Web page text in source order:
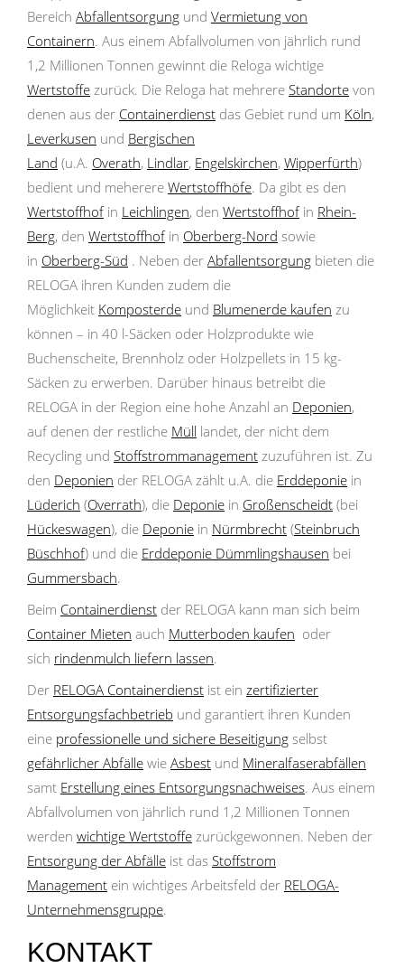
Bereich Abfallentsorgung und Vermietung von
Containern. Aus einem Abfallvolumen von jährlich rund
1,2 Millionen Tonnen gewinnt die Reloga wichtige
Wertstoffe zurück. Die Reloga hat mehrere Standorte von
denen aus der Containerdienst das Gebiet rund um Köln,
Leverkusen und Bergischen
Land (u.A. Overath, Lindlar, Engelskirchen, Wipperfürth)
bedient und meherere Wertstoffhöfe. Da gibt es den
Wertstoffhofin Leichlingen, den Wertstoffhofin Rhein-
Berg, den Wertstoffhofin Oberberg-Nord sowie
in Oberberg-Süd . Neben der Abfallentsorgung bieten die
RELOGA ihren Kunden zudem die
Möglichkeit Komposterde und Blumenerde kaufen zu
können – in 40 l-Säcken oder Holzprodukte wie
Buchenscheite, Brennholz oder Holzpellets in 15 kg-
Säcken zu erwerben. Darüber hinaus betreibt die
RELOGA in der Region eine hohe Anzahl an Deponien,
auf denen der restliche Müll landet, der nicht dem
Recycling und Stoffstrommanagement zuzuführen ist. Zu
den Deponien der RELOGA zählt u.A. die Erddeponie in
Lüderich (Overrath), die Deponie in Großenscheidt (bei
Hückeswagen), die Deponie in Nürmbrecht (Steinbruch
Büschhof) und die Erddeponie Dümmlingshausen bei
Gummersbach.
Beim Containerdienst der RELOGA kann man sich beim
Container Mieten auch Mutterboden kaufen oder
sich rindenmulch liefern lassen.
Der RELOGA Containerdienst ist ein zertifizierter
Entsorgungsfachbetrieb und garantiert ihren Kunden
eine professionelle und sichere Beseitigung selbst
gefährlicher Abfälle wie Asbest und Mineralfaserabfällen
samt Erstellung eines Entsorgungsnachweises. Aus einem
Abfallvolumen von jährlich rund 1,2 Millionen Tonnen
werden wichtige Wertstoffe zurückgewonnen. Neben der
Entsorgung der Abfälle ist das Stoffstrom
Management ein wichtiges Arbeitsfeld der RELOGA-
Unternehmensgruppe.
KONTAKT